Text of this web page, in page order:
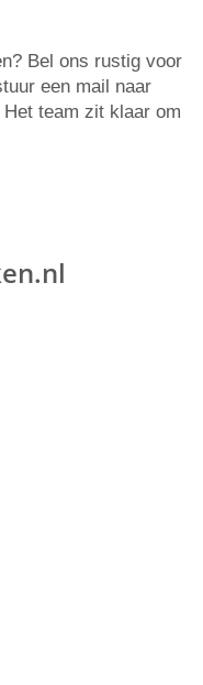
Bel ons rustig voor
een mail naar
Het team zit klaar om